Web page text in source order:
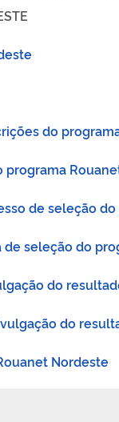
do
programa
de seleção
seleção do
do
do
Nordeste